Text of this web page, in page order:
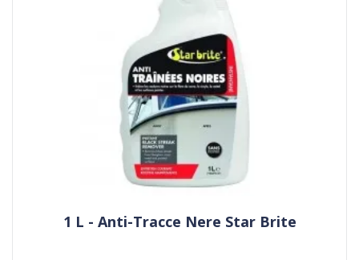
1 L - Anti-Tracce Nere Star Brite